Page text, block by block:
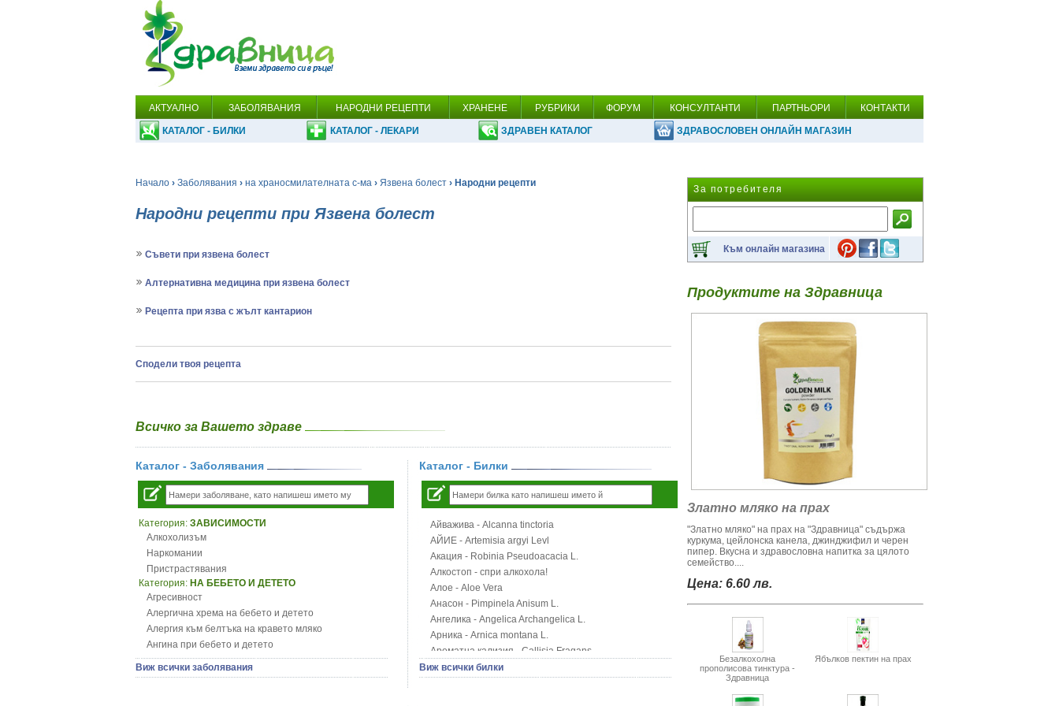
АКТУАЛНО ЗАБОЛЯВАНИЯ НАРОДНИ РЕЦЕПТИ ХРАНЕНЕ РУБРИКИ ФОРУМ КОНСУЛТАНТИ ПАРТНЬОРИ КОНТАКТИ
КАТАЛОГ - БИЛКИ КАТАЛОГ - ЛЕКАРИ ЗДРАВЕН КАТАЛОГ ЗДРАВОСЛОВЕН ОНЛАЙН МАГАЗИН
Начало › Заболявания › на храносмилателната с-ма › Язвена болест › Народни рецепти
Народни рецепти при Язвена болест
Съвети при язвена болест
Алтернативна медицина при язвена болест
Рецепта при язва с жълт кантарион
Сподели твоя рецепта
Всичко за Вашето здраве
Каталог - Заболявания
Категория: ЗАВИСИМОСТИ
Алкохолизъм
Наркомании
Пристрастявания
Категория: НА БЕБЕТО И ДЕТЕТО
Агресивност
Алергична хрема на бебето и детето
Алергия към белтъка на кравето мляко
Ангина при бебето и детето
Анемия при бебето и детето
Апетит - пълни деца
Виж всички заболявания
Каталог - Билки
Айважива - Alcanna tinctoria
АЙИЕ - Artemisia argyi Levl
Акация - Robinia Pseudoacacia L.
Алкостоп - спри алкохола!
Алое - Aloe Vera
Анасон - Pimpinela Anisum L.
Ангелика - Angelica Archangelica L.
Арника - Arnica montana L.
Ароматна кализия - Callisia Fragans
Арония - Sorbus melanocorpa
Виж всички билки
За потребителя
Към онлайн магазина
Продуктите на Здравница
Златно мляко на прах
"Златно мляко" на прах на "Здравница" съдържа
куркума, цейлонска канела, джинджифил и черен
пипер. Вкусна и здравословна напитка за цялото
семейство....
Цена: 6.60 лв.
Безалкохолна
прополисова тинктура -
Здравница
Ябълков пектин на прах